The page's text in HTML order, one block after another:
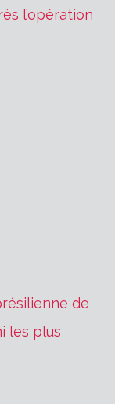
l’opération
de
les plus